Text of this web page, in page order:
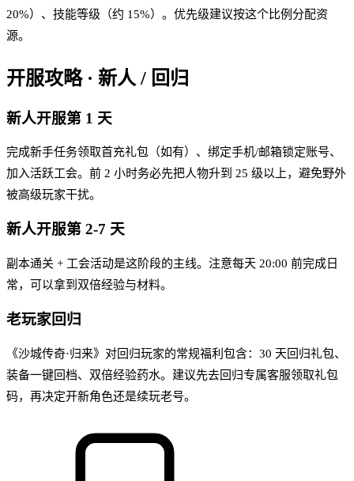
20%）、技能等级（约 15%）。优先级建议按这个比例分配资
源。
开服攻略 · 新人 / 回归
新人开服第 1 天
完成新手任务领取首充礼包（如有）、绑定手机/邮箱锁定账号、
加入活跃工会。前 2 小时务必先把人物升到 25 级以上，避免野外
被高级玩家干扰。
新人开服第 2-7 天
副本通关 + 工会活动是这阶段的主线。注意每天 20:00 前完成日
常，可以拿到双倍经验与材料。
老玩家回归
《沙城传奇·归来》对回归玩家的常规福利包含：30 天回归礼包、
装备一键回档、双倍经验药水。建议先去回归专属客服领取礼包
码，再决定开新角色还是续玩老号。